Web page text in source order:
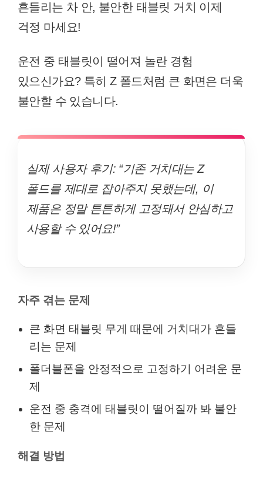
흔들리는 차 안, 불안한 태블릿 거치 이제
걱정 마세요!
운전 중 태블릿이 떨어져 놀란 경험
있으신가요? 특히 Z 폴드처럼 큰 화면은 더욱
불안할 수 있습니다.
실제 사용자 후기: “기존 거치대는 Z
폴드를 제대로 잡아주지 못했는데, 이
제품은 정말 튼튼하게 고정돼서 안심하고
사용할 수 있어요!”
자주 겪는 문제
큰 화면 태블릿 무게 때문에 거치대가 흔들
리는 문제
폴더블폰을 안정적으로 고정하기 어려운 문
제
운전 중 충격에 태블릿이 떨어질까 봐 불안
한 문제
해결 방법